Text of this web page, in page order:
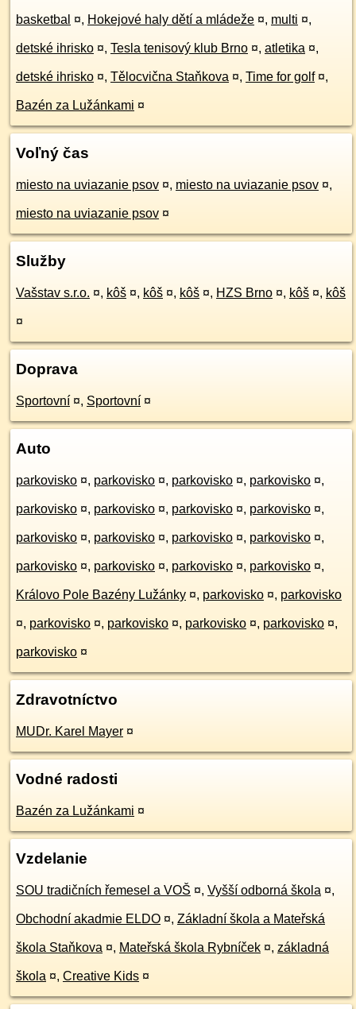
basketbal ¤, Hokejové haly dětí a mládeže ¤, multi ¤,
detské ihrisko ¤, Tesla tenisový klub Brno ¤, atletika ¤,
detské ihrisko ¤, Tělocvična Staňkova ¤, Time for golf ¤,
Bazén za Lužánkami ¤
Voľný čas
miesto na uviazanie psov ¤, miesto na uviazanie psov ¤,
miesto na uviazanie psov ¤
Služby
Vašstav s.r.o. ¤, kôš ¤, kôš ¤, kôš ¤, HZS Brno ¤, kôš ¤, kôš
¤
Doprava
Sportovní ¤, Sportovní ¤
Auto
parkovisko ¤, parkovisko ¤, parkovisko ¤, parkovisko ¤,
parkovisko ¤, parkovisko ¤, parkovisko ¤, parkovisko ¤,
parkovisko ¤, parkovisko ¤, parkovisko ¤, parkovisko ¤,
parkovisko ¤, parkovisko ¤, parkovisko ¤, parkovisko ¤,
Královo Pole Bazény Lužánky ¤, parkovisko ¤, parkovisko
¤, parkovisko ¤, parkovisko ¤, parkovisko ¤, parkovisko ¤,
parkovisko ¤
Zdravotníctvo
MUDr. Karel Mayer ¤
Vodné radosti
Bazén za Lužánkami ¤
Vzdelanie
SOU tradičních řemesel a VOŠ ¤, Vyšší odborná škola ¤,
Obchodní akadmie ELDO ¤, Základní škola a Mateřská
škola Staňkova ¤, Mateřská škola Rybníček ¤, základná
škola ¤, Creative Kids ¤